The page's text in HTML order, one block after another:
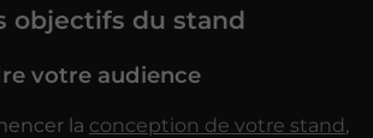
objectifs du stand
votre audience
la conception de votre stand,